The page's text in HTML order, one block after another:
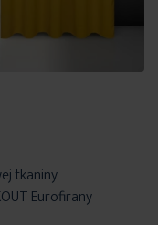
tkaniny
Eurofirany